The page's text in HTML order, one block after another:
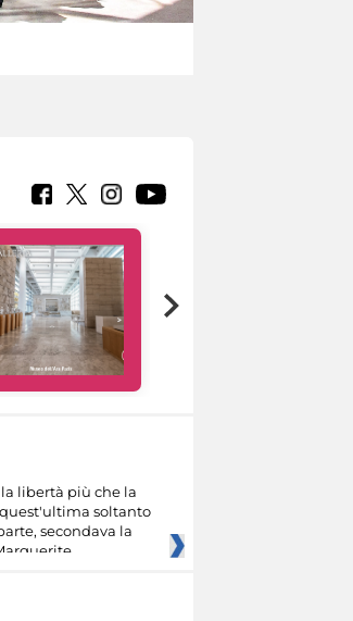
libertà più che la
soltanto
secondava la